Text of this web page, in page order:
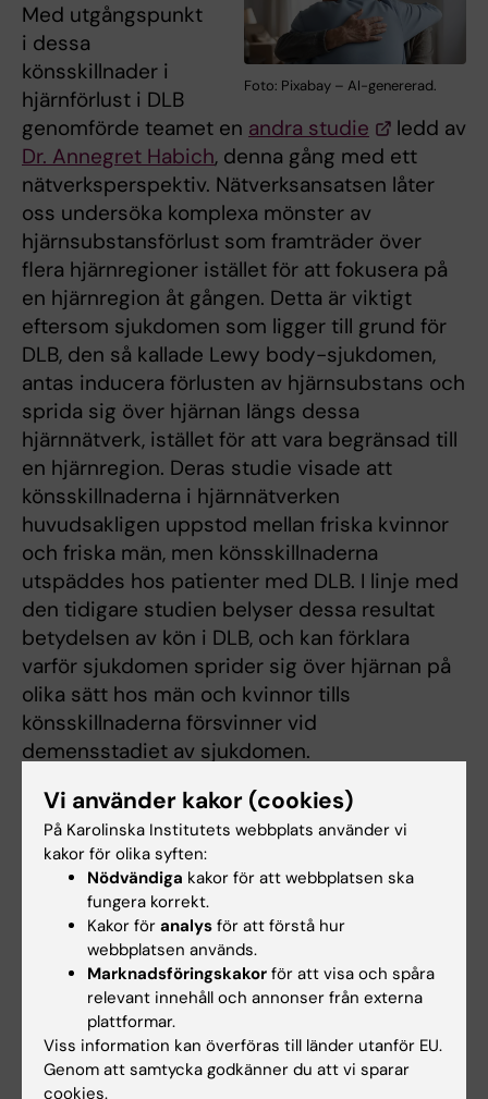
Foto: Pixabay – AI-genererad.
Med utgångspunkt
i dessa
könsskillnader i
hjärnförlust i DLB
genomförde teamet en andra studie
ledd av
Dr. Annegret Habich, denna gång med ett
nätverksperspektiv. Nätverksansatsen låter
oss undersöka komplexa mönster av
hjärnsubstansförlust som framträder över
flera hjärnregioner istället för att fokusera på
en hjärnregion åt gången. Detta är viktigt
eftersom sjukdomen som ligger till grund för
DLB, den så kallade Lewy body-sjukdomen,
antas inducera förlusten av hjärnsubstans och
sprida sig över hjärnan längs dessa
hjärnnätverk, istället för att vara begränsad till
en hjärnregion. Deras studie visade att
könsskillnaderna i hjärnnätverken
huvudsakligen uppstod mellan friska kvinnor
och friska män, men könsskillnaderna
utspäddes hos patienter med DLB. I linje med
den tidigare studien belyser dessa resultat
betydelsen av kön i DLB, och kan förklara
varför sjukdomen sprider sig över hjärnan på
olika sätt hos män och kvinnor tills
könsskillnaderna försvinner vid
demensstadiet av sjukdomen.
Sammantaget tyder resultaten från dessa två
studier på att förlusten av hjärnsubstans
börjar tidigare hos män med DLB. I kontrast
börjar förlusten av hjärnsubstans hos kvinnor
med DLB senare men följer en mer aggressiv
kurs. Därför, medan kvinnor och män med DLB
i slutändan når liknande nivåer i sjukdomens
svårighetsgrad, kan deras respektive
sjukdomsförlopp skilja sig drastiskt. Att öka
medvetenheten om denna fråga kommer att
hjälpa kliniker att upptäcka sjukdomen
Vi använder kakor (cookies)
På Karolinska Institutets webbplats använder vi
kakor för olika syften:
Nödvändiga kakor för att webbplatsen ska
fungera korrekt.
Kakor för analys för att förstå hur
webbplatsen används.
Marknadsföringskakor för att visa och spåra
relevant innehåll och annonser från externa
plattformar.
Viss information kan överföras till länder utanför EU.
Genom att samtycka godkänner du att vi sparar
cookies.